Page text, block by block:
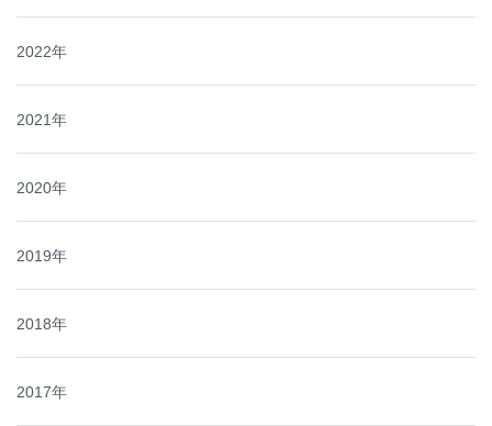
2022年
2021年
2020年
2019年
2018年
2017年